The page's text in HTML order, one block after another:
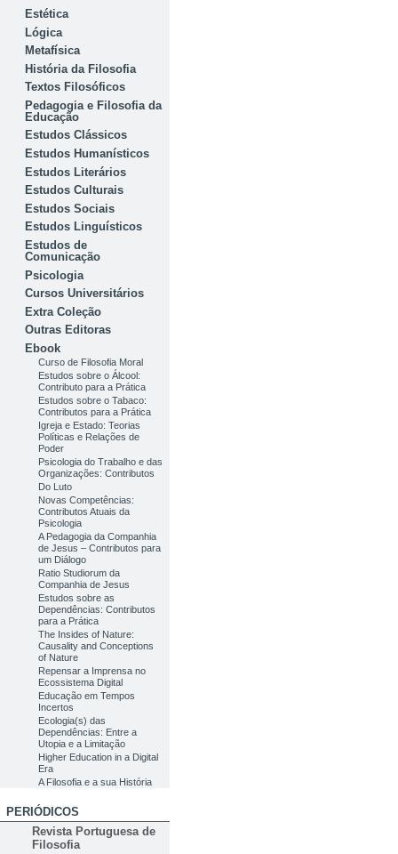
Estética
Lógica
Metafísica
História da Filosofia
Textos Filosóficos
Pedagogia e Filosofia da
Educação
Estudos Clássicos
Estudos Humanísticos
Estudos Literários
Estudos Culturais
Estudos Sociais
Estudos Linguísticos
Estudos de
Comunicação
Psicologia
Cursos Universitários
Extra Coleção
Outras Editoras
Ebook
Curso de Filosofia Moral
Estudos sobre o Álcool:
Contributo para a Prática
Estudos sobre o Tabaco:
Contributos para a Prática
Igreja e Estado: Teorias
Políticas e Relações de
Poder
Psicologia do Trabalho e das
Organizações: Contributos
Do Luto
Novas Competências:
Contributos Atuais da
Psicologia
A Pedagogia da Companhia
de Jesus – Contributos para
um Diálogo
Ratio Studiorum da
Companhia de Jesus
Estudos sobre as
Dependências: Contributos
para a Prática
The Insides of Nature:
Causality and Conceptions
of Nature
Repensar a Imprensa no
Ecossistema Digital
Educação em Tempos
Incertos
Ecologia(s) das
Dependências: Entre a
Utopia e a Limitação
Higher Education in a Digital
Era
A Filosofia e a sua História
PERIÓDICOS
Revista Portuguesa de
Filosofia